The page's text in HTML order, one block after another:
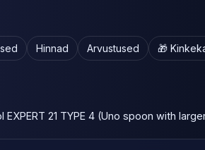
Hinnad Arvustused 🎁
21 TYPE 4 (Uno spoon with